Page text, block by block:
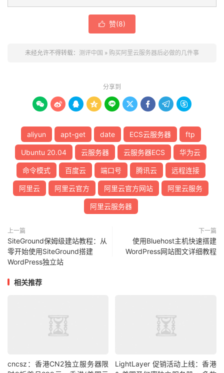
 赞(8)
未经允许不得转载： 测评中国 » 购买阿里云服务器后必做的几件事
分享到
        
aliyun apt-get date ECS云服务器 ftp
Ubuntu 20.04 云服务器 云服务器ECS 华为云
命令模式 百度云 端口号 腾讯云 远程连接
阿里云 阿里云官方 阿里云官方网站 阿里云服务
阿里云服务器
上一篇
SiteGround保姆级建站教程：从
零开始使用SiteGround搭建
WordPress独立站
下一篇
使用Bluehost主机快速搭建
WordPress网站图文详细教程
相关推荐
cncsz：香港CN2独立服务器限
LightLayer 促销活动上线：香港